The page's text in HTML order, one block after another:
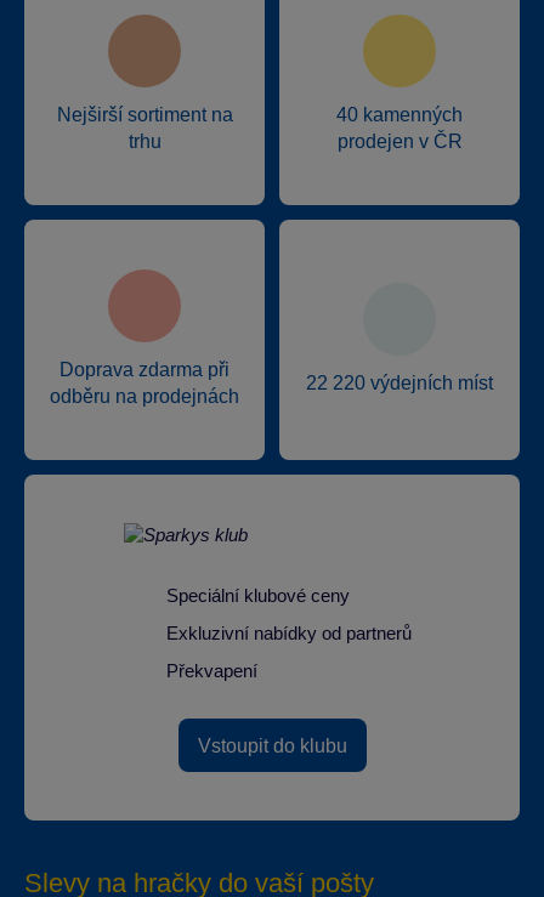
Nejširší sortiment na
trhu
40 kamenných
prodejen v ČR
Doprava zdarma při
odběru na prodejnách
22 220 výdejních míst
Speciální klubové ceny
Exkluzivní nabídky od partnerů
Překvapení
Vstoupit do klubu
Slevy na hračky do vaší pošty